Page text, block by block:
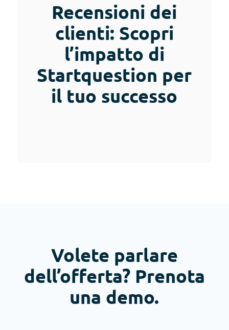
Recensioni dei
clienti: Scopri
l’impatto di
Startquestion per
il tuo successo
Volete parlare
dell’offerta? Prenota
una demo.